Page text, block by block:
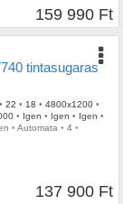
159 990 Ft
tintasugaras
• 22 • 18 • 4800x1200 •
• Igen • Igen • Igen •
• Automata • 4 •
137 900 Ft